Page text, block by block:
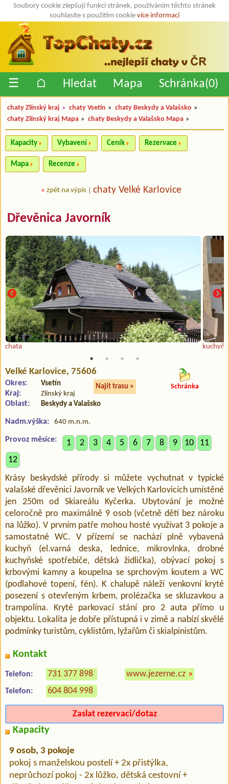
Soubory cookie zlepšují funkci stránek, používáním těchto stránek
souhlasíte s použitím cookie více informací
☰ ⌂ Hledat Mapa Schránka(0)
chaty Zlínský kraj » chaty Vsetín » chaty Beskydy a Valašsko »
chaty Zlínský kraj Mapa » chaty Beskydy a Valašsko Mapa »
Kapacity Vybavení Ceník Rezervace
Mapa Recenze
« zpět na výpis chaty Velké Karlovice
Dřevěnica Javorník
chata kuchyň
Velké Karlovice, 75606
Najít trasu »
Okres: Vsetín
Kraj: Zlínský kraj
Oblast: Beskydy a Valašsko
Nadm.výška: 640 m.n.m.
Schránka
Provoz měsíce: 1 2 3 4 5 6 7 8 9 10
11
12
Krásy beskydské přírody si můžete vychutnat v typické
valašské dřevěnici Javorník ve Velkých Karlovicích umístěné
jen 250m od Skiareálu Kyčerka. Ubytování je možné
celoročně pro maximálně 9 osob (včetně dětí bez nároku
na lůžko). V prvním patře mohou hosté využívat 3 pokoje a
samostatné WC. V přízemí se nachází plně vybavená
kuchyň (el.varná deska, lednice, mikrovlnka, drobné
kuchyňské spotřebiče, dětská židlička), obývací pokoj s
krbovými kamny a koupelna se sprchovým koutem a WC
(podlahové topení, fén). K chalupě náleží venkovní kryté
posezení s otevřeným krbem, prolézačka se skluzavkou a
trampolína. Kryté parkovací stání pro 2 auta přímo u
objektu. Lokalita je dobře přístupná i v zimě a nabízí skvělé
podmínky turistům, cyklistům, lyžařům či skialpinistům.
Kontakt
Telefon: 731 377 898
Telefon: 604 804 998
www.jezerne.cz »
Zaslat rezervaci/dotaz
Kapacity
9 osob, 3 pokoje
pokoj s manželskou postelí + 2x přistýlka,
neprůchozí pokoj - 2x lůžko, dětská cestovní +